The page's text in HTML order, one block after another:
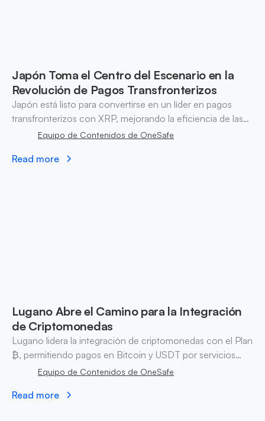
Japón Toma el Centro del Escenario en la
Revolución de Pagos Transfronterizos
Japón está listo para convertirse en un líder en pagos
transfronterizos con XRP, mejorando la eficiencia de las
transacciones y fomentando la integración de
Equipo de Contenidos de OneSafe
Read more
Lugano Abre el Camino para la Integración
de Criptomonedas
Lugano lidera la integración de criptomonedas con el Plan
₿, permitiendo pagos en Bitcoin y USDT por servicios
municipales y mostrando innovación financiera.
Equipo de Contenidos de OneSafe
Read more